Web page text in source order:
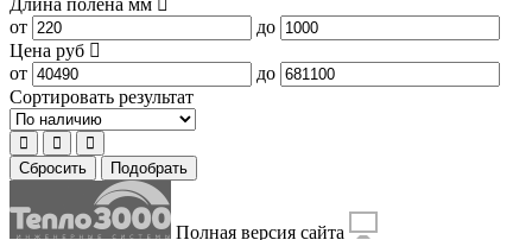
Длина полена мм
от
до
Цена руб
от
до
Сортировать результат
Сбросить Подобрать
Полная версия сайта